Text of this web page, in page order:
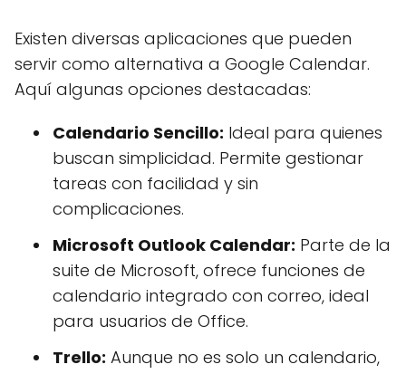
Existen diversas aplicaciones que pueden
servir como alternativa a Google Calendar.
Aquí algunas opciones destacadas:
Calendario Sencillo: Ideal para quienes
buscan simplicidad. Permite gestionar
tareas con facilidad y sin
complicaciones.
Microsoft Outlook Calendar: Parte de la
suite de Microsoft, ofrece funciones de
calendario integrado con correo, ideal
para usuarios de Office.
Trello: Aunque no es solo un calendario,